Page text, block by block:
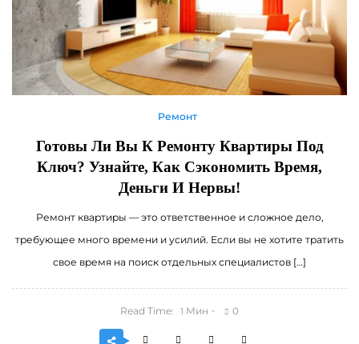
Ремонт
Готовы Ли Вы К Ремонту Квартиры Под
Ключ? Узнайте, Как Сэкономить Время,
Деньги И Нервы!
Ремонт квартиры — это ответственное и сложное дело,
требующее много времени и усилий. Если вы не хотите тратить
свое время на поиск отдельных специалистов […]
Read Time: 1 Мин 0